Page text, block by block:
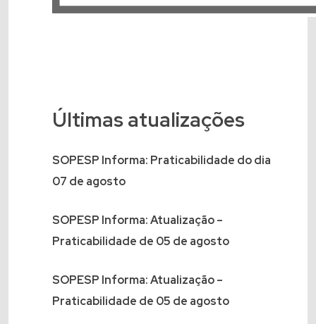
Últimas atualizações
SOPESP Informa: Praticabilidade do dia
07 de agosto
SOPESP Informa: Atualização –
Praticabilidade de 05 de agosto
SOPESP Informa: Atualização –
Praticabilidade de 05 de agosto